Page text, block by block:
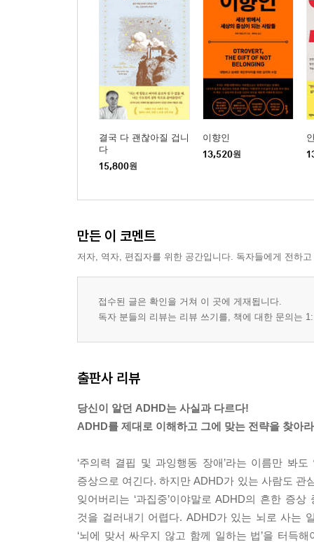
결국 다 괜찮아질 겁니
다
15,800원
이향인
13,520원
만든 이 코멘트
저자, 역자, 편집자를 위한 공간입니다. 독자들에게 전하
접수된 글은 확인을 거쳐 이 곳에 게재됩니다.
독자 분들의 리뷰는 리뷰 쓰기를, 책에 대한 문의는
출판사 리뷰
당신이 알던 ADHD는 사실과 다르다!
ADHD를 제대로 이해하고 그에 맞는 전략을 찾아
‘주의력 결핍 및 과잉행동 장애’라는 이름만 봐
증상으로 여긴다. 하지만 ADHD가 있는 사람도 관
잊어버리는 ‘과집중’이야말로 ADHD의 흔한 증
것을 걸러내기 어렵다. ADHD가 있는 뇌로 사는
‘뇌에 맞서 싸우지 않고 함께 일하는 법’을 터득